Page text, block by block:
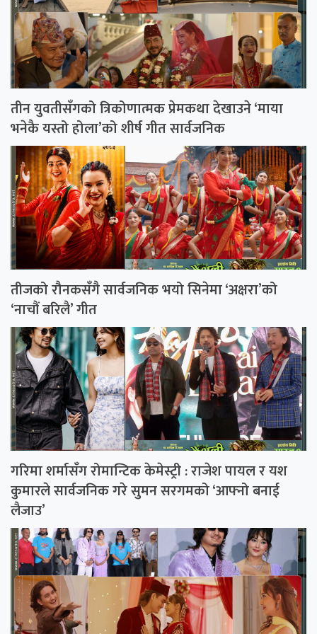
तीन युवतीसँगको त्रिकोणात्मक प्रेमकथा देखाउने ‘माया
भनेकै यस्तो होला’को शीर्ष गीत सार्वजनिक
तीजको रौनकसँगै सार्वजनिक भयो सिनेमा ‘अक्षरा’को
‘नाचौं बरिलै’ गीत
गरिमा शर्मासँग रोमान्टिक केमेस्ट्री : राजेश पायल र यश
कुमारले सार्वजनिक गरे सुमन सरगमको ‘आफ्नो बनाई
लैजाउ’